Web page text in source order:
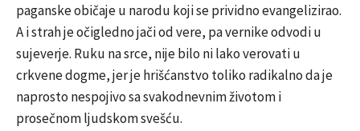
paganske običaje u narodu koji se prividno evangelizirao.
A i strah je očigledno jači od vere, pa vernike odvodi u
sujeverje. Ruku na srce, nije bilo ni lako verovati u
crkvene dogme, jer je hrišćanstvo toliko radikalno da je
naprosto nespojivo sa svakodnevnim životom i
prosečnom ljudskom svešću.